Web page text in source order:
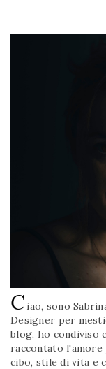
Ciao, sono
Designer per
blog, ho condiviso
raccontato l'amore
cibo, stile di vita e